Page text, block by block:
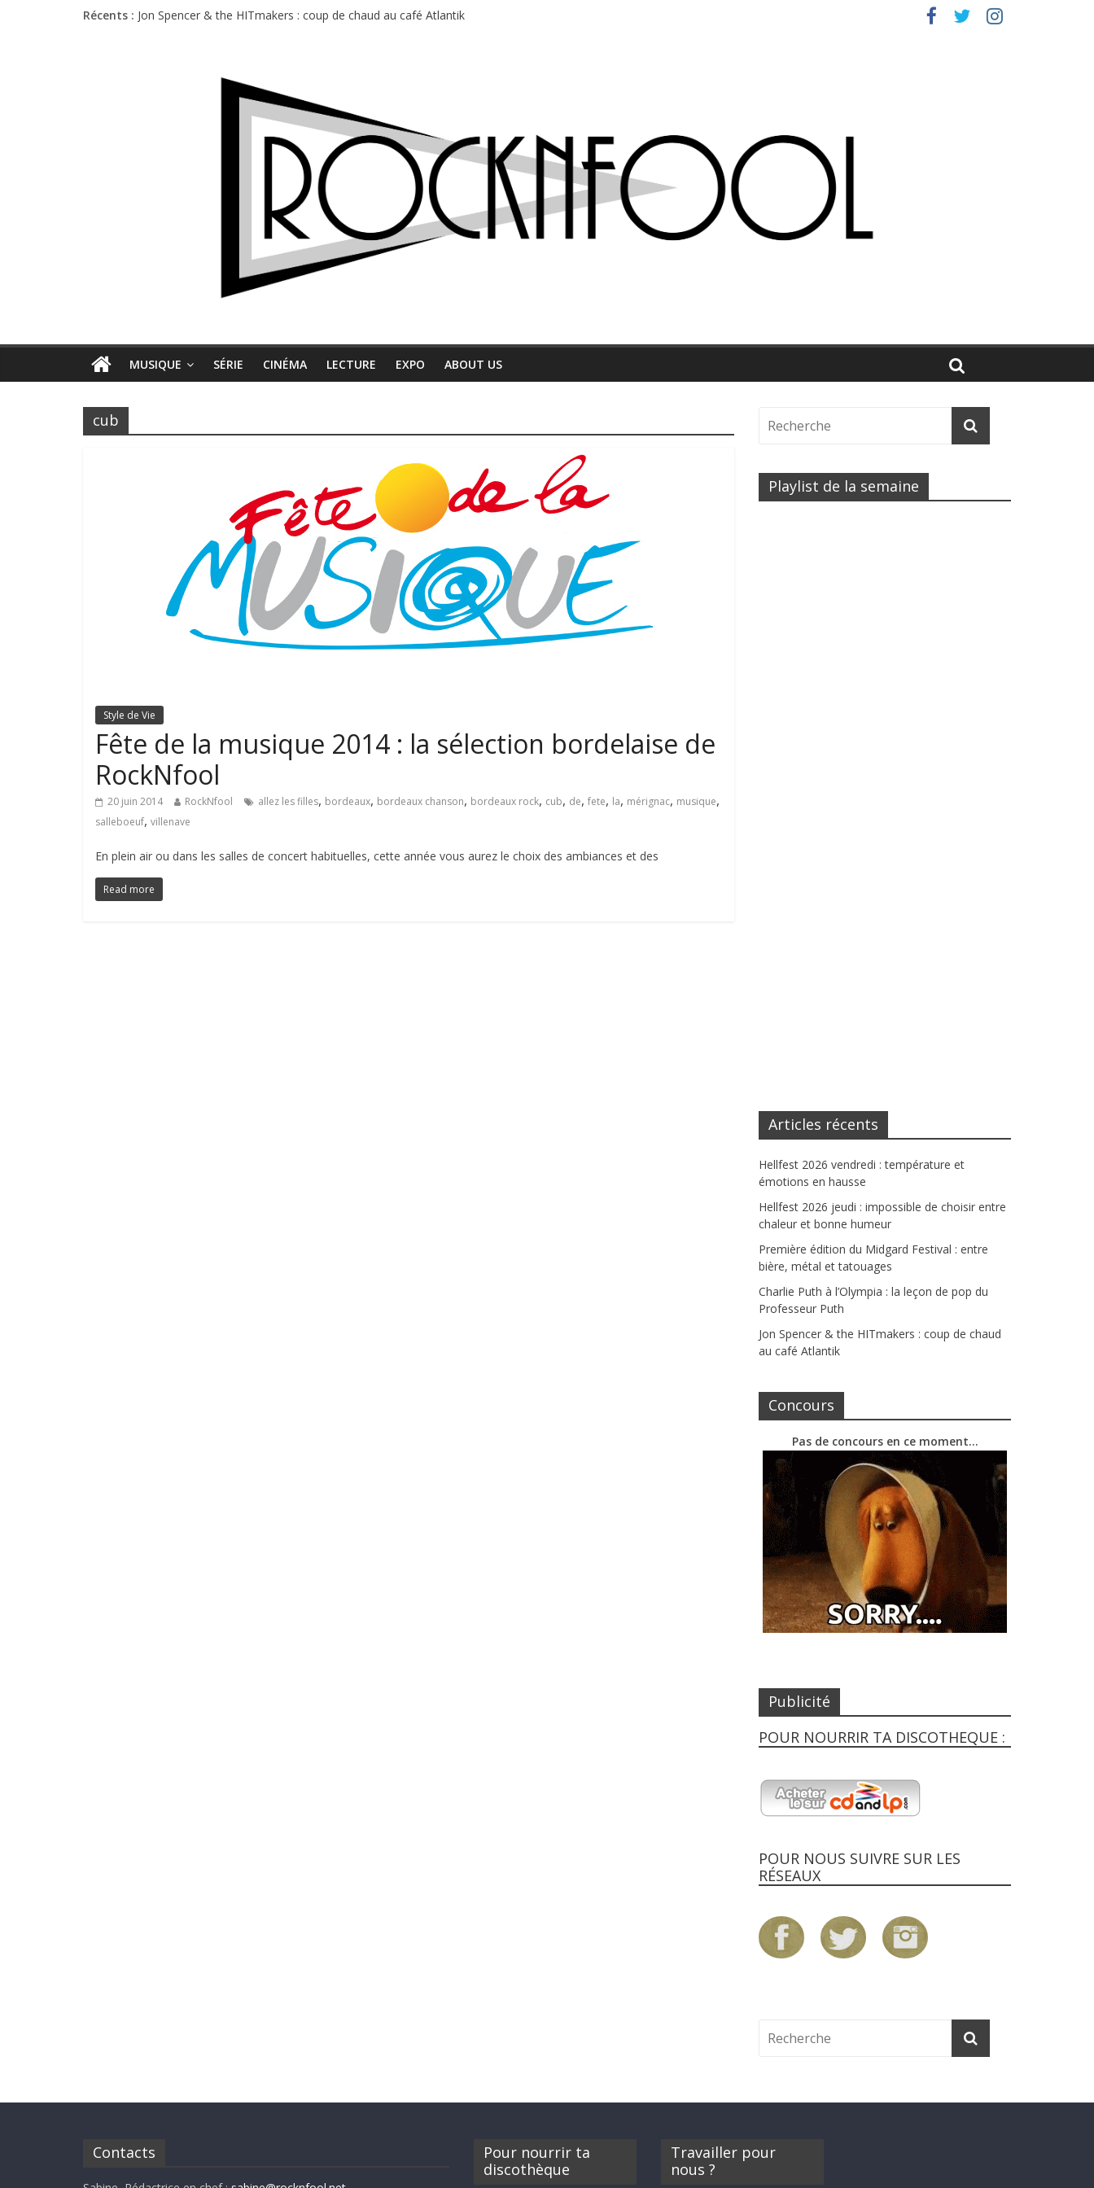
Récents : Jon Spencer & the HITmakers : coup de chaud au café Atlantik
Charlie Puth à l’Olympia : la leçon de pop du Professeur Puth
MUSIQUE SÉRIE CINÉMA LECTURE EXPO ABOUT US
cub
Style de Vie
Fête de la musique 2014 : la sélection bordelaise de
RockNfool
20 juin 2014 RockNfool allez les filles, bordeaux, bordeaux chanson, bordeaux rock, cub, de, fete, la, mérignac, musique,
salleboeuf, villenave
En plein air ou dans les salles de concert habituelles, cette année vous aurez le choix des ambiances et des
Read more
Playlist de la semaine
Articles récents
Hellfest 2026 vendredi : température et
émotions en hausse
Hellfest 2026 jeudi : impossible de choisir entre
chaleur et bonne humeur
Première édition du Midgard Festival : entre
bière, métal et tatouages
Charlie Puth à l’Olympia : la leçon de pop du
Professeur Puth
Jon Spencer & the HITmakers : coup de chaud
au café Atlantik
Concours
Pas de concours en ce moment…
Publicité
POUR NOURRIR TA DISCOTHEQUE :
POUR NOUS SUIVRE SUR LES
RÉSEAUX
Contacts
Pour nourrir ta
discothèque
Travailler pour
nous ?